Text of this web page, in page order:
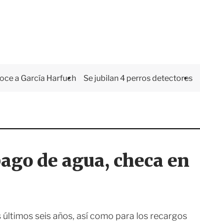
a García Harfuch Se jubilan 4 perros detectores
de agua, checa en
seis años, así como para los recargos